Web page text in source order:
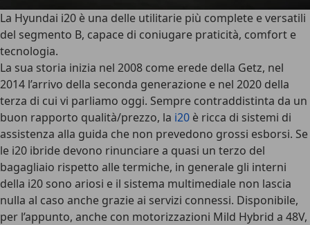
La Hyundai i20 è una delle utilitarie più complete e versatili
del segmento B, capace di coniugare praticità, comfort e
tecnologia.
La sua storia inizia nel 2008 come erede della Getz, nel
2014 l’arrivo della seconda generazione e nel 2020 della
terza di cui vi parliamo oggi. Sempre contraddistinta da un
buon rapporto qualità/prezzo, la i20 è ricca di sistemi di
assistenza alla guida che non prevedono grossi esborsi. Se
le i20 ibride devono rinunciare a quasi un terzo del
bagagliaio rispetto alle termiche, in generale gli interni
della i20 sono ariosi e il sistema multimediale non lascia
nulla al caso anche grazie ai servizi connessi. Disponibile,
per l’appunto, anche con motorizzazioni Mild Hybrid a 48V,